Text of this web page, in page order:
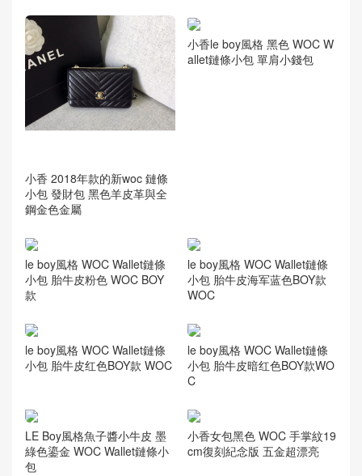
小香 2018年款的新woc 鏈條
小包 發財包 黑色羊皮革與全
鋼金色金屬
小香le boy風格 黑色 WOC W
allet鏈條小包 單肩小錢包
le boy風格 WOC Wallet鏈條
小包 胎牛皮粉色 WOC BOY
款
le boy風格 WOC Wallet鏈條
小包 胎牛皮海军蓝色BOY款
WOC
le boy風格 WOC Wallet鏈條
小包 胎牛皮红色BOY款 WOC
le boy風格 WOC Wallet鏈條
小包 胎牛皮暗红色BOY款WO
C
LE Boy風格魚子醬小牛皮 墨
綠色鎏金 WOC Wallet鏈條小
包
小香女包黑色 WOC 手掌紋19
cm復刻紀念版 五金超漂亮